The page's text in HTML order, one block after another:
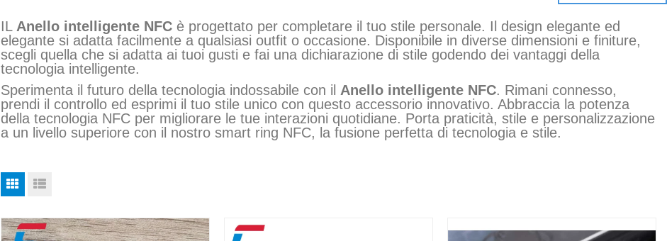
IL Anello intelligente NFCè progettato per completare il tuo stile personale. Il design elegante ed
elegante si adatta facilmente a qualsiasi outfit o occasione. Disponibile in diverse dimensioni e finiture,
scegli quella che si adatta ai tuoi gusti e fai una dichiarazione di stile godendo dei vantaggi della
tecnologia intelligente.
Sperimenta il futuro della tecnologia indossabile con il Anello intelligente NFC. Rimani connesso,
prendi il controllo ed esprimi il tuo stile unico con questo accessorio innovativo. Abbraccia la potenza
della tecnologia NFC per migliorare le tue interazioni quotidiane. Porta praticità, stile e personalizzazione
a un livello superiore con il nostro smart ring NFC, la fusione perfetta di tecnologia e stile.